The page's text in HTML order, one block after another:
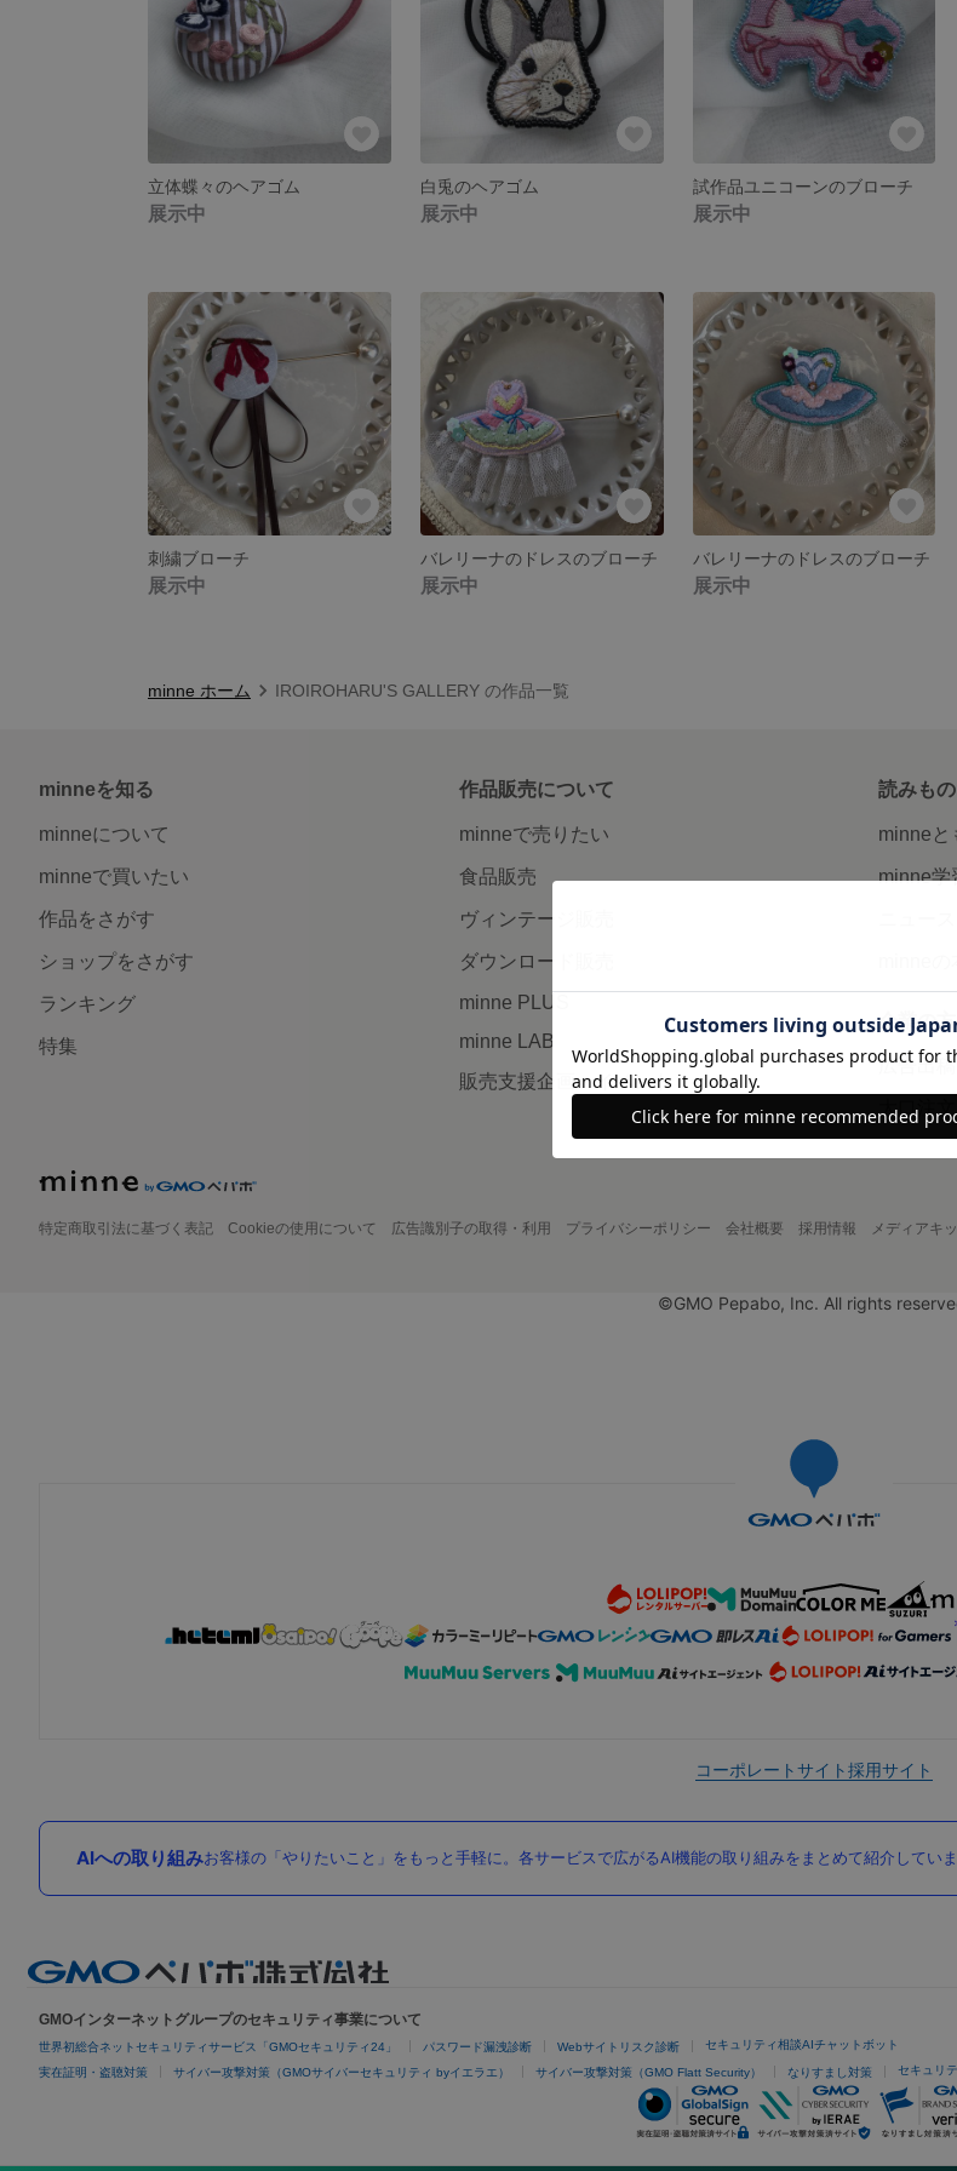
立体蝶々のヘアゴム
展示中
白兎のヘアゴム
展示中
試作品ユニコーンのブローチ
展示中
刺繍ブローチ
展示中
バレリーナのドレスのブローチ
展示中
バレリーナのドレスのブローチ
展示中
minne ホーム IROIROHARU'S GALLERY の作品一覧
minneを知る
minneについて
minneで買いたい
作品をさがす
ショップをさがす
ランキング
特集
作品販売について
minneで売りたい
食品販売
ヴィンテージ販売
ダウンロード販売
minne PLUS
minne LAB
販売支援企画・イベント
読みもの
minneと
minne学
企業の方
広告出
大口注
特定商取引法に基づく表記 Cookieの使用について 広告識別子の取得・利用 プライバシーポリシー 会社概要 採用情報 メディアキ
©GMO Pepabo, Inc. All rights
コーポレートサイト採用サイト
AIへの取り組みお客様の「やりたいこと」をもっと手軽に。各サービスで広がるAI機能の取り組みをまとめて紹介していま
GMOインターネットグループのセキュリティ事業について
世界初総合ネットセキュリティサービス「GMOセキュリティ24」 パスワード漏洩診断 Webサイトリスク診断 セキュリティ相談AIチャットボット
実在証明・盗聴対策 サイバー攻撃対策（GMOサイバーセキュリティ byイエラエ） サイバー攻撃対策（GMO Flatt Security） なりすまし対策 セキュリ